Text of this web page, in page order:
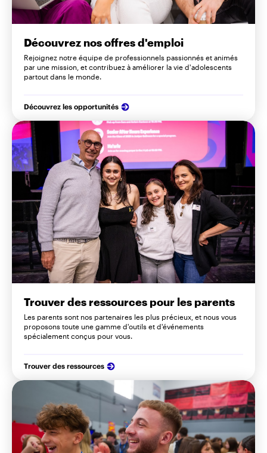
Découvrez nos offres d'emploi
Rejoignez notre équipe de professionnels passionnés et animés
par une mission, et contribuez à améliorer la vie d'adolescents
partout dans le monde.
Découvrez les opportunités
Trouver des ressources pour les parents
Les parents sont nos partenaires les plus précieux, et nous vous
proposons toute une gamme d'outils et d'événements
spécialement conçus pour vous.
Trouver des ressources